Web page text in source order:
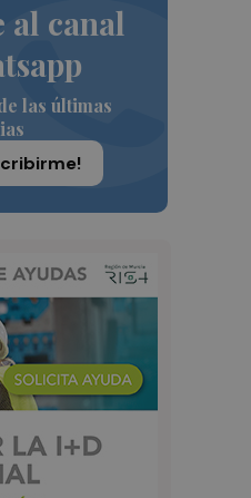
al canal
las últimas